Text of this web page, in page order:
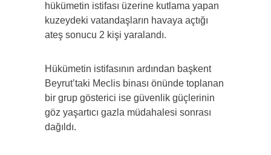
hükümetin istifası üzerine kutlama yapan
kuzeydeki vatandaşların havaya açtığı
ateş sonucu 2 kişi yaralandı.
Hükümetin istifasının ardından başkent
Beyrut’taki Meclis binası önünde toplanan
bir grup gösterici ise güvenlik güçlerinin
göz yaşartıcı gazla müdahalesi sonrası
dağıldı.